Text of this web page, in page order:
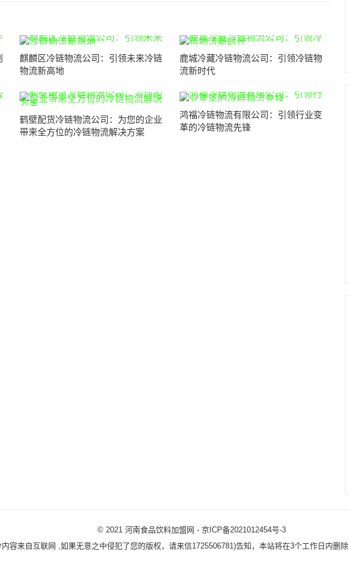
麒麟区冷链物流公司：引领未来冷链
物流新高地
鹿城冷藏冷链物流公司：引领冷链物
流新时代
鹤壁配货冷链物流公司：为您的企业
带来全方位的冷链物流解决方案
鸿福冷链物流有限公司：引领行业变
革的冷链物流先锋
© 2021 河南食品饮料加盟网 - 京ICP备2021012454号-3
内容来自互联网 ,如果无意之中侵犯了您的版权，请来信1725506781)告知，本站将在3个工作日内删除